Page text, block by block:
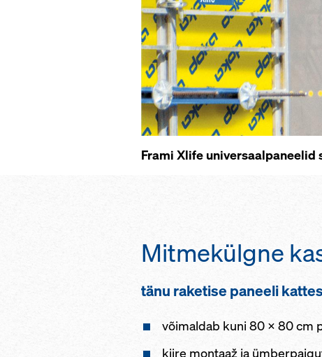
Frami Xlife
Mitmekülgne
tänu raketise paneeli
võimaldab kuni 80 x 80 cm
kiire montaaž ja